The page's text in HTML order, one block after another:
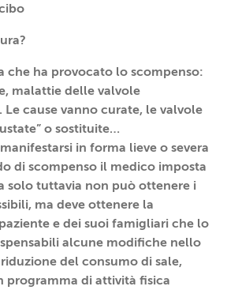
che ha provocato lo scompenso:
malattie delle valvole
cause vanno curate, le valvole
o sostituite…
in forma lieve o severa
di scompenso il medico imposta
solo tuttavia non può ottenere i
ma deve ottenere la
e dei suoi famigliari che lo
alcune modifiche nello
del consumo di sale,
programma di attività fisica